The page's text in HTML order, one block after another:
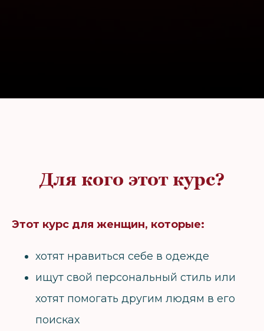
Для кого этот курс?
Этот курс для женщин, которые:
хотят нравиться себе в одежде
ищут свой персональный стиль или
хотят помогать другим людям в его
поисках